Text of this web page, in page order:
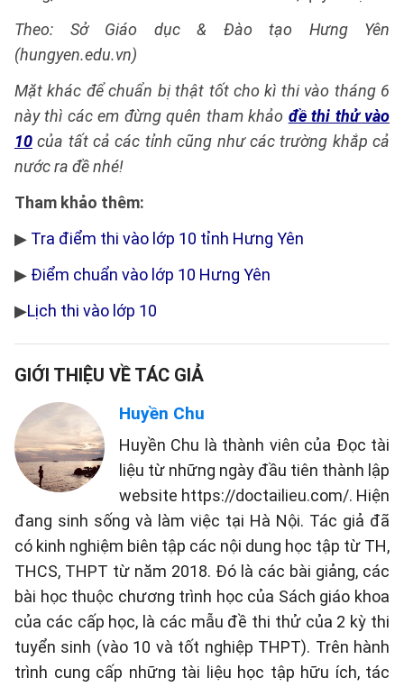
Theo: Sở Giáo dục & Đào tạo Hưng Yên
(hungyen.edu.vn)
Mặt khác để chuẩn bị thật tốt cho kì thi vào tháng 6
này thì các em đừng quên tham khảo đề thi thử vào
10 của tất cả các tỉnh cũng như các trường khắp cả
nước ra đề nhé!
Tham khảo thêm:
▶ Tra điểm thi vào lớp 10 tỉnh Hưng Yên
▶ Điểm chuẩn vào lớp 10 Hưng Yên
▶Lịch thi vào lớp 10
GIỚI THIỆU VỀ TÁC GIẢ
Huyền Chu
Huyền Chu là thành viên của Đọc tài
liệu từ những ngày đầu tiên thành lập
website https://doctailieu.com/. Hiện
đang sinh sống và làm việc tại Hà Nội. Tác giả đã
có kinh nghiệm biên tập các nội dung học tập từ TH,
THCS, THPT từ năm 2018. Đó là các bài giảng, các
bài học thuộc chương trình học của Sách giáo khoa
của các cấp học, là các mẫu đề thi thử của 2 kỳ thi
tuyển sinh (vào 10 và tốt nghiệp THPT). Trên hành
trình cung cấp những tài liệu học tập hữu ích, tác